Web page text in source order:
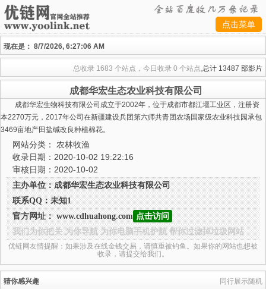
点击菜单
现在是： 8/7/2026, 6:27:06 AM
总收录 1683 个站点，今日收录 0 个站点,总计 13487 部影片
成都华宏生态农业科技有限公司
成都华宏生物科技有限公司成立于2002年，位于成都市都江堰工业区，注册资
本2270万元，2017年公司在新疆建设兵团第六师共青团农场国家级农业科技园承包
3469亩地产田盐碱改良种植棉花。
网站分类： 农林牧渔
收录日期：2020-10-02 19:22:16
审核日期：2020-10-02
主办单位：成都华宏生态农业科技有限公司
联系QQ：未知1
官方网址： www.cdhuahong.com 点击访问
我们为你把关 为你导航 为你电脑手机护航 帮你过滤掉垃圾网站
优链网友情提醒：如果涉及在线金钱交易，请慎重被钓鱼。如果你的网站也想被
收录，请提交给我们。
同行展示随机
猜你感兴趣